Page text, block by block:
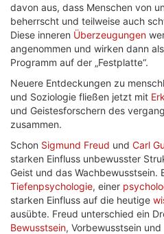
davon aus, dass Menschen von
beherrscht und teilweise auch
Diese inneren Überzeugungen
angenommen und wirken dann
Programm auf der „Festplatte“.
Neuere Entdeckungen zu
und Soziologie fließen jetzt mit
und Geistesforschern des
zusammen.
Schon Sigmund Freud und Carl
starken Einfluss unbewusster
Geist und das Wachbewusstsein.
Tiefenpsychologie, einer
starken Einfluss auf die heutige
ausübte. Freud unterschied ein
Bewusstsein, Vorbewusstsein und